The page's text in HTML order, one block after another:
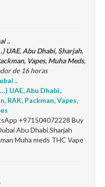
..
UAE, Abu Dhabi, Sharjah,
Vapes, Muha Meds,
de 16 horas
..
UAE, Abu Dhabi,
RAK, Packman, Vapes,
+971504072228 Buy
Abu Dhabi Sharjah
Muha meds THC Vape